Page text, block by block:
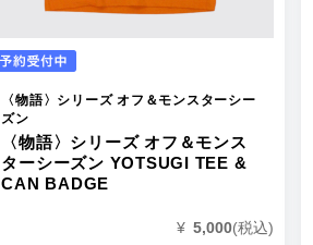
〈物語〉シリーズ オフ＆モンスターシー
ズン
〈物語〉シリーズ オフ＆モンス
ターシーズン YOTSUGI TEE &
CAN BADGE
¥ 5,000(税込)